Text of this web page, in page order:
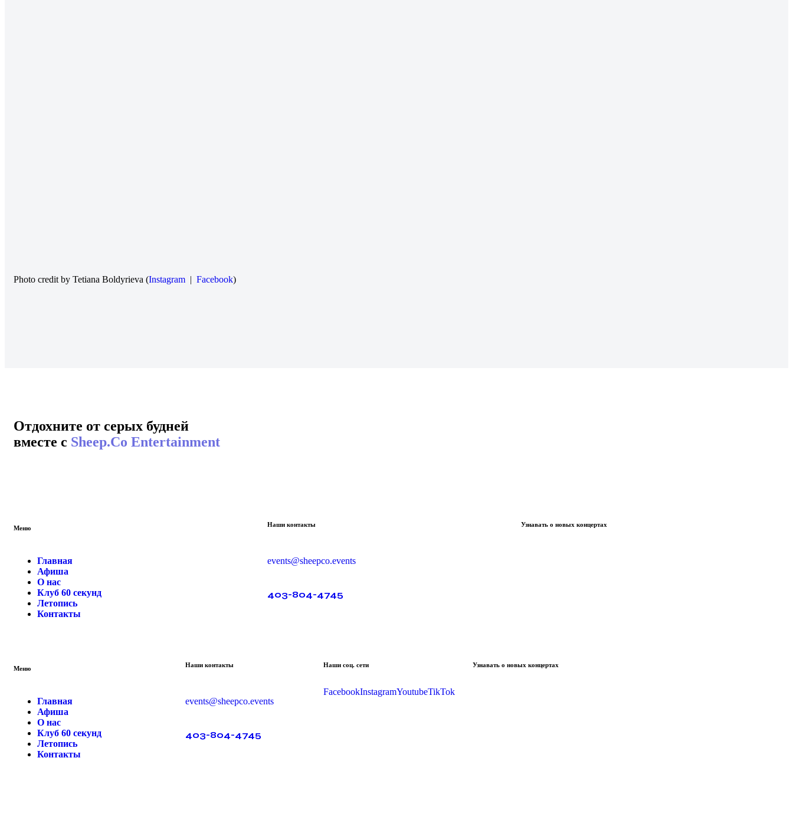
Photo credit by Tetiana Boldyrieva (Instagram | Facebook)
Отдохните от серых будней
вместе с Sheep.Co Entertainment
Меню
Главная
Афиша
О нас
Клуб 60 секунд
Летопись
Контакты
Наши контакты
events@sheepco.events
403-804-4745
Узнавать о новых концертах
Меню
Главная
Афиша
О нас
Клуб 60 секунд
Летопись
Контакты
Наши контакты
events@sheepco.events
403-804-4745
Наши соц. сети
FacebookInstagramYoutubeTikTok
Узнавать о новых концертах